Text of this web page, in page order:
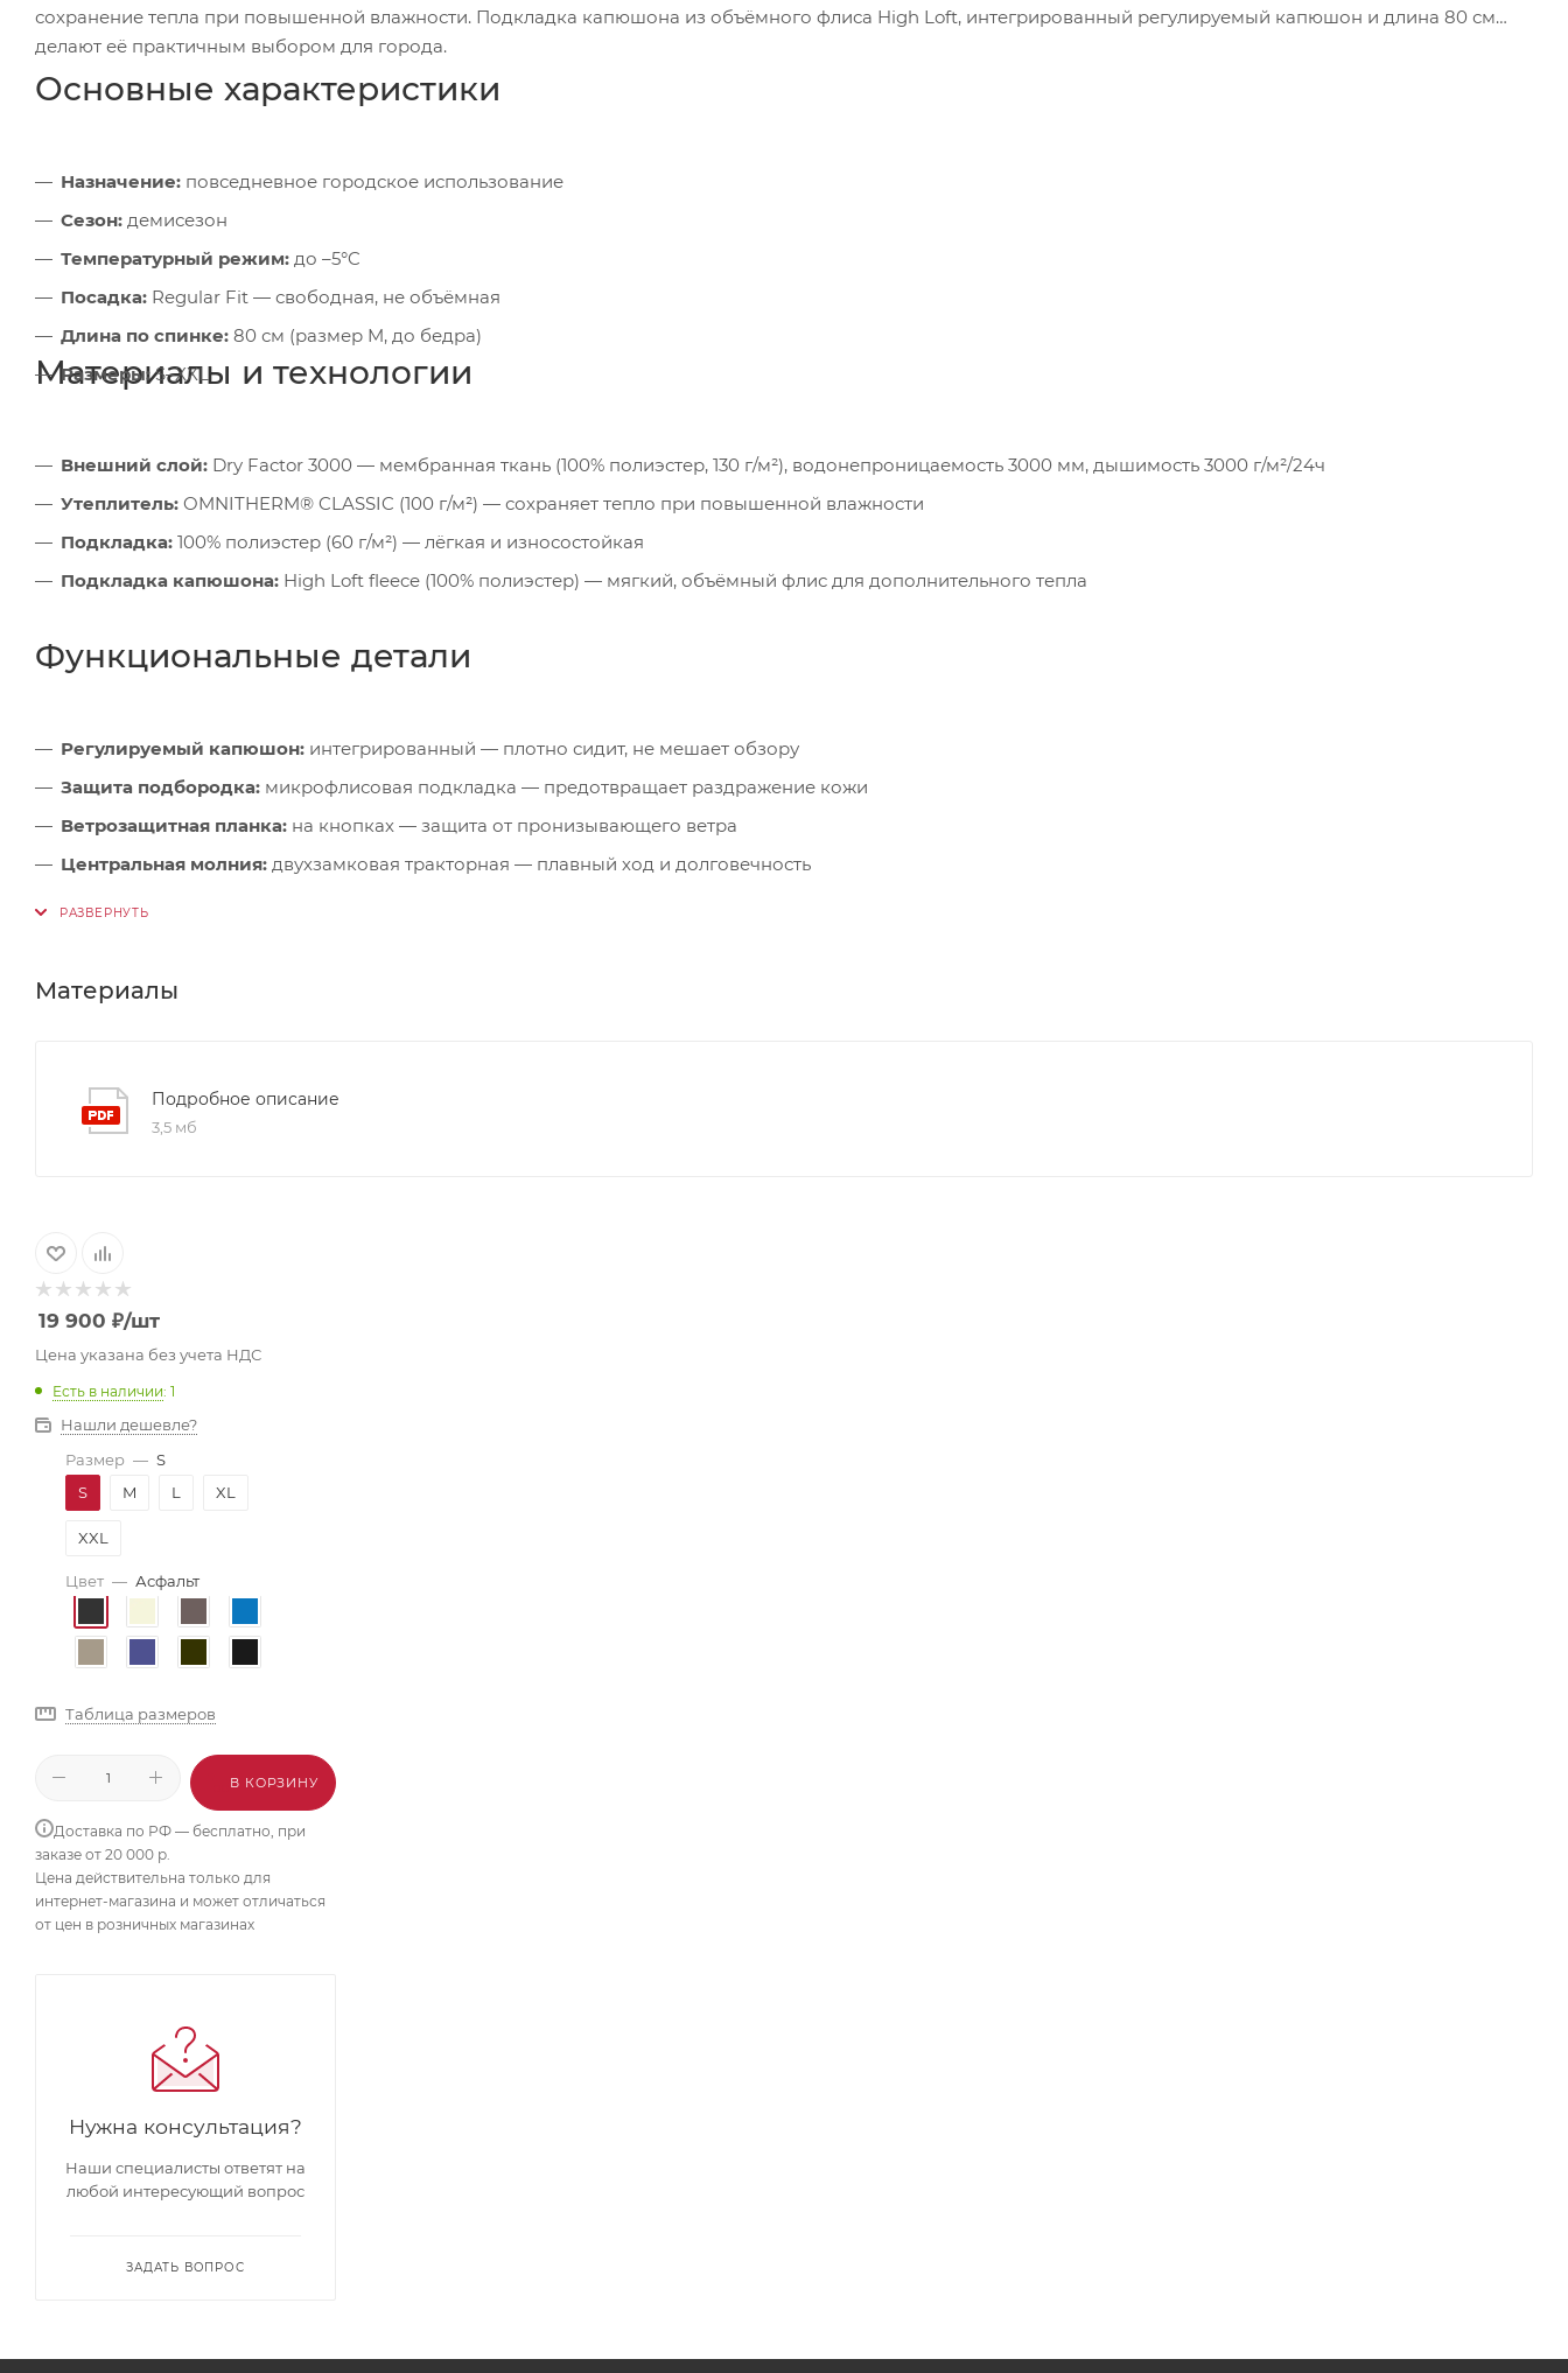
сохранение тепла при повышенной влажности. Подкладка капюшона из объёмного флиса High Loft, интегрированный регулируемый капюшон и длина 80 см
делают её практичным выбором для города.
Основные характеристики
Назначение: повседневное городское использование
Сезон: демисезон
Температурный режим: до –5°C
Посадка: Regular Fit — свободная, не объёмная
Длина по спинке: 80 см (размер M, до бедра)
Размеры:S–XXL
Материалы и технологии
Внешний слой: Dry Factor 3000 — мембранная ткань (100% полиэстер, 130 г/м²), водонепроницаемость 3000 мм, дышимость 3000 г/м²/24ч
Утеплитель: OMNITHERM® CLASSIC (100 г/м²) — сохраняет тепло при повышенной влажности
Подкладка: 100% полиэстер (60 г/м²) — лёгкая и износостойкая
Подкладка капюшона: High Loft fleece (100% полиэстер) — мягкий, объёмный флис для дополнительного тепла
Функциональные детали
Регулируемый капюшон: интегрированный — плотно сидит, не мешает обзору
Защита подбородка: микрофлисовая подкладка — предотвращает раздражение кожи
Ветрозащитная планка: на кнопках — защита от пронизывающего ветра
Центральная молния: двухзамковая тракторная — плавный ход и долговечность
Боковые карманы:
Материалы
Подробное описание
3,5 мб
19 900 ₽/шт
Цена указана без учета НДС
Есть в наличии: 1
Нашли дешевле?
Размер — S
S
M L XL
XXL
Цвет — Асфальт
Таблица размеров
В КОРЗИНУ
Доставка по РФ — бесплатно, при
заказе от 20 000 р.
Цена действительна только для
интернет-магазина и может отличаться
от цен в розничных магазинах
Нужна консультация?
Наши специалисты ответят на
любой интересующий вопрос
ЗАДАТЬ ВОПРОС